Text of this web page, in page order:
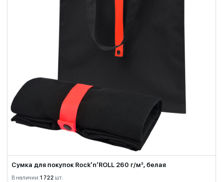
Сумка для покупок Rock’n’ROLL 260 г/м², белая
В наличии:1 722 шт.